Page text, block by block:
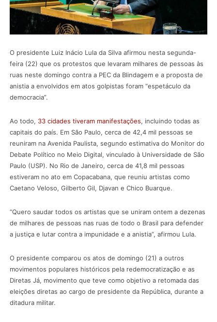
O presidente Luiz Inácio Lula da Silva afirmou nesta segunda-
feira (22) que os protestos que levaram milhares de pessoas às
ruas neste domingo contra a PEC da Blindagem e a proposta de
anistia a envolvidos em atos golpistas foram “espetáculo da
democracia”.
Ao todo, 33 cidades tiveram manifestações, incluindo todas as
capitais do país. Em São Paulo, cerca de 42,4 mil pessoas se
reuniram na Avenida Paulista, segundo estimativa do Monitor do
Debate Político no Meio Digital, vinculado à Universidade de São
Paulo (USP). No Rio de Janeiro, cerca de 41,8 mil pessoas
estiveram no ato em Copacabana, que reuniu artistas como
Caetano Veloso, Gilberto Gil, Djavan e Chico Buarque.
“Quero saudar todos os artistas que se uniram ontem a dezenas
de milhares de pessoas nas ruas de todo o Brasil para defender
a justiça e lutar contra a impunidade e a anistia”, afirmou Lula.
O presidente comparou os atos de domingo (21) a outros
movimentos populares históricos pela redemocratização e as
Diretas Já, movimento que teve como objetivo a retomada das
eleições diretas ao cargo de presidente da República, durante a
ditadura militar.